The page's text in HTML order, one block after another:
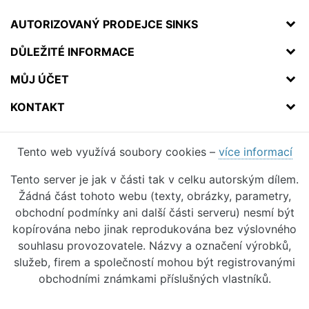
AUTORIZOVANÝ PRODEJCE SINKS
DŮLEŽITÉ INFORMACE
MŮJ ÚČET
KONTAKT
Tento web využívá soubory cookies – více informací
Tento server je jak v části tak v celku autorským dílem.
Žádná část tohoto webu (texty, obrázky, parametry,
obchodní podmínky ani další části serveru) nesmí být
kopírována nebo jinak reprodukována bez výslovného
souhlasu provozovatele. Názvy a označení výrobků,
služeb, firem a společností mohou být registrovanými
obchodními známkami příslušných vlastníků.